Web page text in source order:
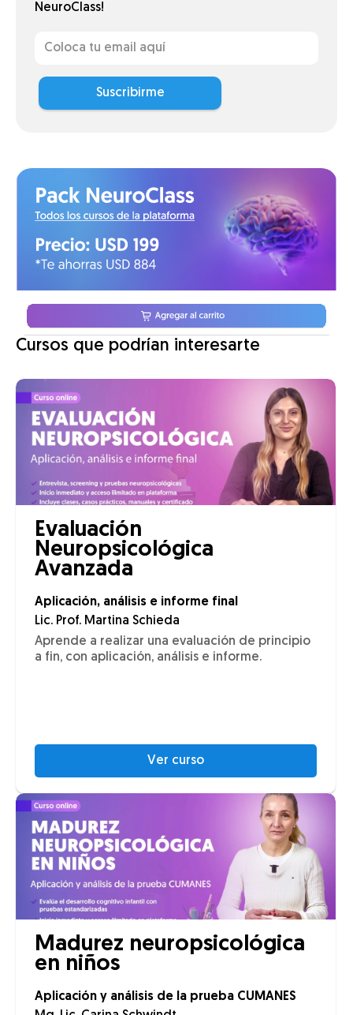
NeuroClass!
Suscribirme
Cursos que podrían interesarte
Evaluación
Neuropsicológica
Avanzada
Aplicación, análisis e informe final
Lic. Prof. Martina Schieda
Aprende a realizar una evaluación de principio
a fin, con aplicación, análisis e informe.
Ver curso
Madurez neuropsicológica
en niños
Aplicación y análisis de la prueba CUMANES